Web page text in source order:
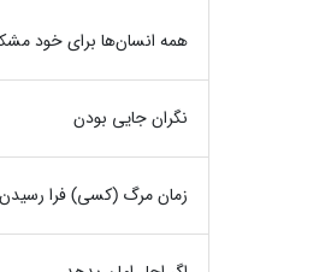
همه انسان‌ها برای خود
نگران جایی بودن
زمان مرگ (کسی) فرا رسیدن